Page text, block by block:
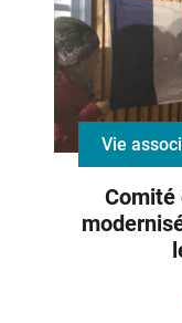
Vie
Comité